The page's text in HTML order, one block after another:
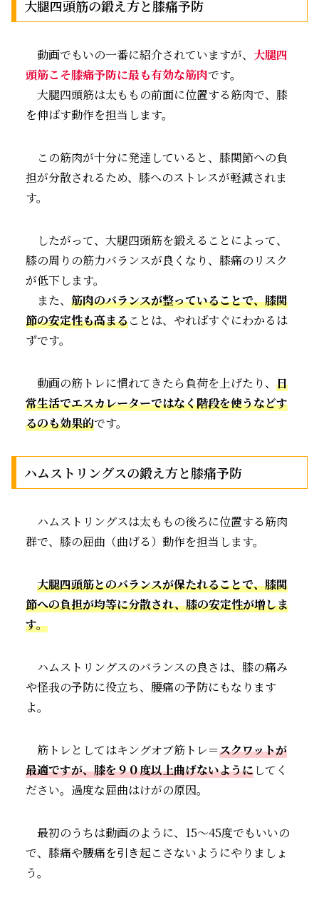
大腿四頭筋の鍛え方と膝痛予防
動画でもいの一番に紹介されていますが、 大腿四
頭筋こそ膝痛予防に最も有効な筋肉です。
大腿四頭筋は太ももの前面に位置する筋肉で、膝
を伸ばす動作を担当します。
この筋肉が十分に発達していると、膝関節への負
担が分散されるため、膝へのストレスが軽減されま
す。
したがって、大腿四頭筋を鍛えることによって、
膝の周りの筋力バランスが良くなり、膝痛のリスク
が低下します。
また、 筋肉のバランスが整っていることで、膝関
節の安定性も高まることは、やればすぐにわかるは
ずです。
動画の筋トレに慣れてきたら負荷を上げたり、 日
常生活でエスカレーターではなく階段を使うなどす
るのも効果的です。
ハムストリングスの鍛え方と膝痛予防
ハムストリングスは太ももの後ろに位置する筋肉
群で、膝の屈曲（曲げる）動作を担当します。
大腿四頭筋とのバランスが保たれることで、膝関
節への負担が均等に分散され、膝の安定性が増しま
す。
ハムストリングスのバランスの良さは、膝の痛み
や怪我の予防に役立ち、腰痛の予防にもなります
よ。
筋トレとしてはキングオブ筋トレ＝スクワットが
最適ですが、膝を９０度以上曲げないようにしてく
ださい。過度な屈曲はけがの原因。
最初のうちは動画のように、15～45度でもいいの
で、膝痛や腰痛を引き起こさないようにやりましょ
う。